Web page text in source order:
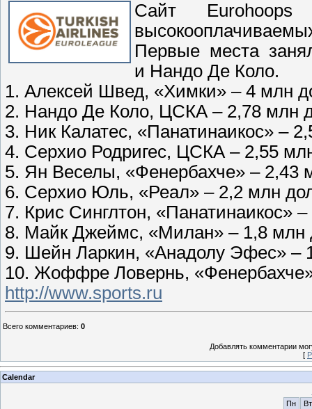
Сайт
Первые места
и Нандо Де Коло.
1. Алексей Швед, «Химки» – 4 млн
2. Нандо Де Коло, ЦСКА – 2,78 млн
3. Ник Калатес, «Панатинаикос» –
4. Серхио Родригес, ЦСКА – 2,55
5. Ян Веселы, «Фенербахче» – 2,43
6. Серхио Юль, «Реал» – 2,2 млн
7. Крис Синглтон, «Панатинаикос»
8. Майк Джеймс, «Милан» – 1,8 млн
9. Шейн Ларкин, «Анадолу Эфес» –
10. Жоффре Ловернь,
http://www.sports.ru
Всего комментариев: 0
Добавлять комментарии
[
Calendar
Пн
Вт